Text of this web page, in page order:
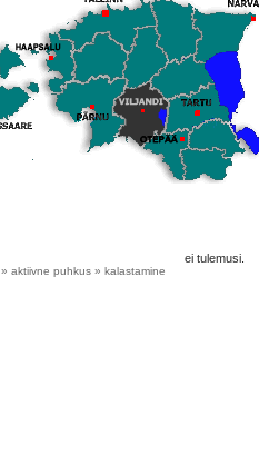
ei tulemusi.
» aktiivne puhkus » kalastamine